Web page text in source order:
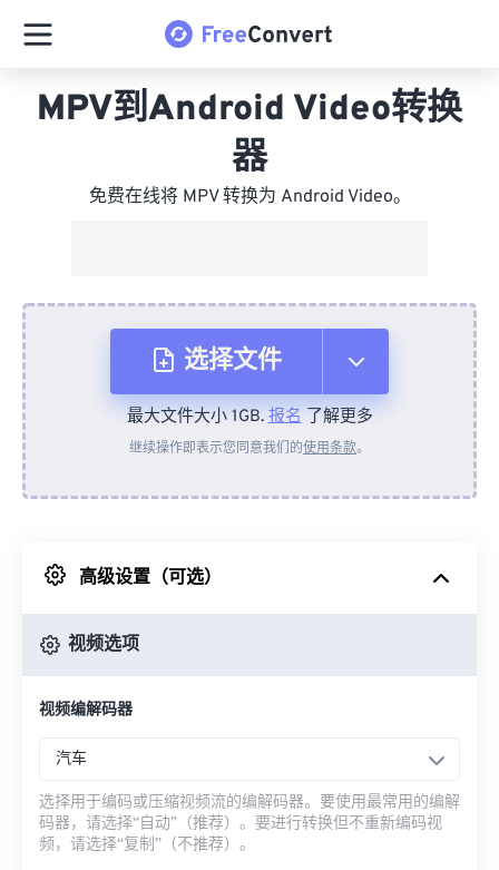
MPV到Android Video转换
器
免费在线将 MPV 转换为 Android Video。
选择文件
从设备
来自 Google Drive
最大文件大小 1GB.报名了解更多
继续操作即表示您同意我们的使用条款。
高级设置（可选）
视频选项
视频编解码器
汽车
选择用于编码或压缩视频流的编解码器。要使用最常用的编解
码器，请选择“自动”（推荐）。要进行转换但不重新编码视
频，请选择“复制”（不推荐）。